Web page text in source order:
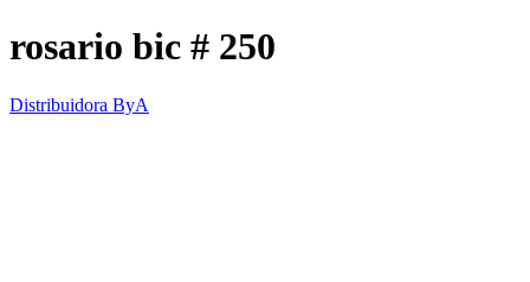
rosario bic # 250
Distribuidora ByA